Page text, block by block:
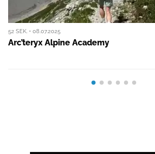
52 SEK. • 08.07.2025
Arc’teryx Alpine Academy